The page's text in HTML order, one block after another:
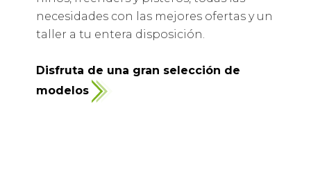
necesidades con las mejores ofertas y un
taller a tu entera disposición.
Disfruta de una gran selección de
modelos